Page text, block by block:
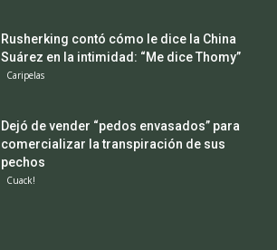
Rusherking contó cómo le dice la China
Suárez en la intimidad: “Me dice Thomy”
Caripelas
Dejó de vender “pedos envasados” para
comercializar la transpiración de sus
pechos
Cuack!